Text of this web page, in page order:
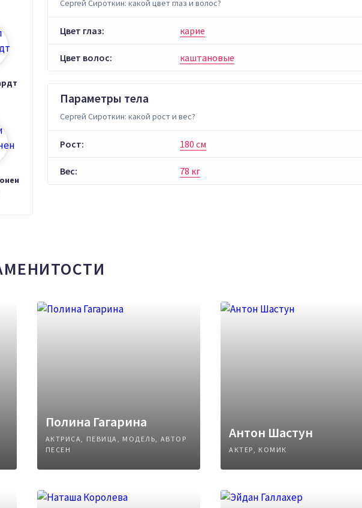
Сергей Сироткин: какой цвет глаз и волос?
Цвет глаз: карие
Цвет волос: каштановые
Параметры тела
Сергей Сироткин: какой рост и вес?
Рост: 180 см
Вес: 78 кг
Полина Гагарина
АКТРИСА, ПЕВИЦА, МОДЕЛЬ, АВТОР
ПЕСЕН
Антон Шастун
АКТЕР, КОМИК